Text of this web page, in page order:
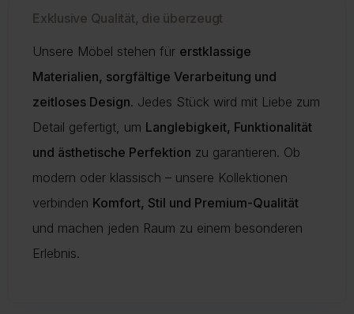
Exklusive Qualität, die überzeugt
Unsere Möbel stehen für erstklassige
Materialien, sorgfältige Verarbeitung und
zeitloses Design. Jedes Stück wird mit Liebe zum
Detail gefertigt, um Langlebigkeit, Funktionalität
und ästhetische Perfektion zu garantieren. Ob
modern oder klassisch – unsere Kollektionen
verbinden Komfort, Stil und Premium-Qualität
und machen jeden Raum zu einem besonderen
Erlebnis.